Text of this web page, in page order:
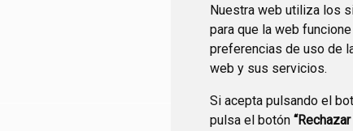
Nuestra web utiliza los
para que la web
preferencias de uso de
web y sus servicios.
Si acepta pulsando el
pulsa el botón